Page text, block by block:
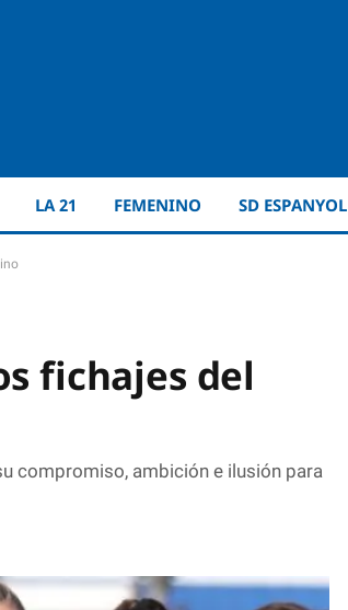
LA 21 FEMENINO SD ESPANYOL
fichajes del
compromiso, ambición e ilusión para